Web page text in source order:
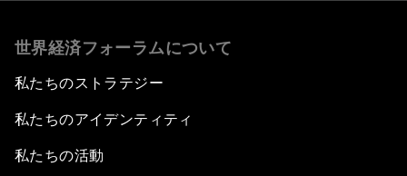
世界経済フォーラムについて
私たちのストラテジー
私たちのアイデンティティ
私たちの活動